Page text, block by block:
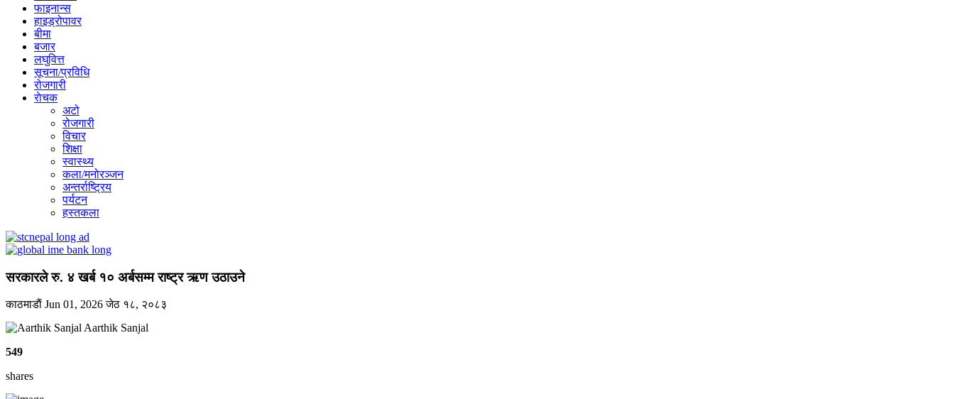
फाइनान्स
हाइड्रोपावर
बीमा
बजार
लघुवित्त
सूचना/प्रविधि
रोजगारी
राेचक
अटो
रोजगारी
विचार
शिक्षा
स्वास्थ्य
कला/मनोरञ्जन
अन्तर्राष्ट्रिय
पर्यटन
हस्तकला
सरकारले रु. ४ खर्ब १० अर्बसम्म राष्ट्र ऋण उठाउने
काठमाडाैं Jun 01, 2026जेठ १८, २०८३
Aarthik Sanjal
549
shares